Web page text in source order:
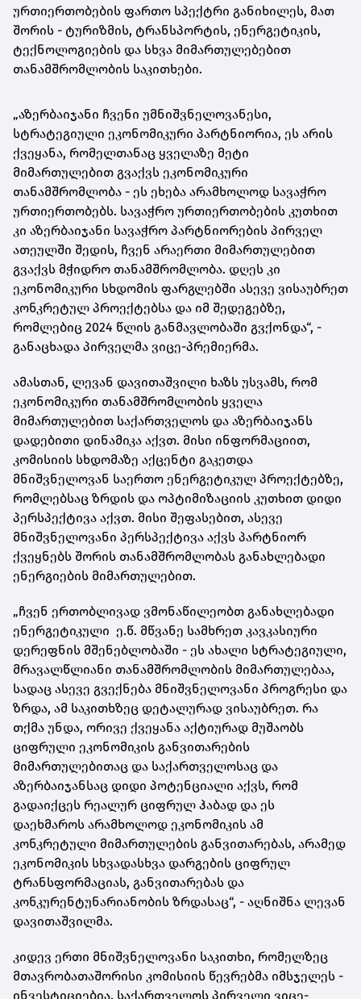
ურთიერთობების ფართო სპექტრი განიხილეს, მათ
შორის - ტურიზმის, ტრანსპორტის, ენერგეტიკის,
ტექნოლოგიების და სხვა მიმართულებებით
თანამშრომლობის საკითხები.
„აზერბაიჯანი ჩვენი უმნიშვნელოვანესი,
სტრატეგიული ეკონომიკური პარტნიორია, ეს არის
ქვეყანა, რომელთანაც ყველაზე მეტი
მიმართულებით გვაქვს ეკონომიკური
თანამშრომლობა - ეს ეხება არამხოლოდ სავაჭრო
ურთიერთობებს. სავაჭრო ურთიერთობების კუთხით
კი აზერბაიჯანი სავაჭრო პარტნიორების პირველ
ათეულში შედის, ჩვენ არაერთი მიმართულებით
გვაქვს მჭიდრო თანამშრომლობა. დღეს კი
ეკონომიკური სხდომის ფარგლებში ასევე ვისაუბრეთ
კონკრეტულ პროექტებსა და იმ შედეგებზე,
რომლებიც 2024 წლის განმავლობაში გვქონდა“, -
განაცხადა პირველმა ვიცე-პრემიერმა.
ამასთან, ლევან დავითაშვილი ხაზს უსვამს, რომ
ეკონომიკური თანამშრომლობის ყველა
მიმართულებით საქართველოს და აზერბაიჯანს
დადებითი დინამიკა აქვთ. მისი ინფორმაციით,
კომისიის სხდომაზე აქცენტი გაკეთდა
მნიშვნელოვან საერთო ენერგეტიკულ პროექტებზე,
რომლებსაც ზრდის და ოპტიმიზაციის კუთხით დიდი
პერსპექტივა აქვთ. მისი შეფასებით, ასევე
მნიშვნელოვანი პერსპექტივა აქვს პარტნიორ
ქვეყნებს შორის თანამშრომლობას განახლებადი
ენერგიების მიმართულებით.
„ჩვენ ერთობლივად ვმონაწილეობთ განახლებადი
ენერგეტიკული ე.წ. მწვანე სამხრეთ კავკასიური
დერეფნის მშენებლობაში - ეს ახალი სტრატეგიული,
მრავალწლიანი თანამშრომლობის მიმართულებაა,
სადაც ასევე გვექნება მნიშვნელოვანი პროგრესი და
ზრდა, ამ საკითხზეც დეტალურად ვისაუბრეთ. რა
თქმა უნდა, ორივე ქვეყანა აქტიურად მუშაობს
ციფრული ეკონომიკის განვითარების
მიმართულებითაც და საქართველოსაც და
აზერბაიჯანსაც დიდი პოტენციალი აქვს, რომ
გადაიქცეს რეალურ ციფრულ ჰაბად და ეს
დაეხმაროს არამხოლოდ ეკონომიკის ამ
კონკრეტული მიმართულების განვითარებას, არამედ
ეკონომიკის სხვადასხვა დარგების ციფრულ
ტრანსფორმაციას, განვითარებას და
კონკურენტუნარიანობის ზრდასაც“, - აღნიშნა ლევან
დავითაშვილმა.
კიდევ ერთი მნიშვნელოვანი საკითხი, რომელზეც
მთავრობათაშორისი კომისიის წევრებმა იმსჯელეს -
ინვესტიციებია. საქართველოს პირველი ვიცე-